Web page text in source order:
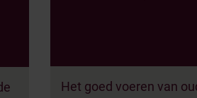
Het goed voeren van